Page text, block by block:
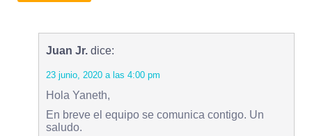
Juan Jr. dice:
23 junio, 2020 a las 4:00 pm
Hola Yaneth,
En breve el equipo se comunica contigo. Un
saludo.